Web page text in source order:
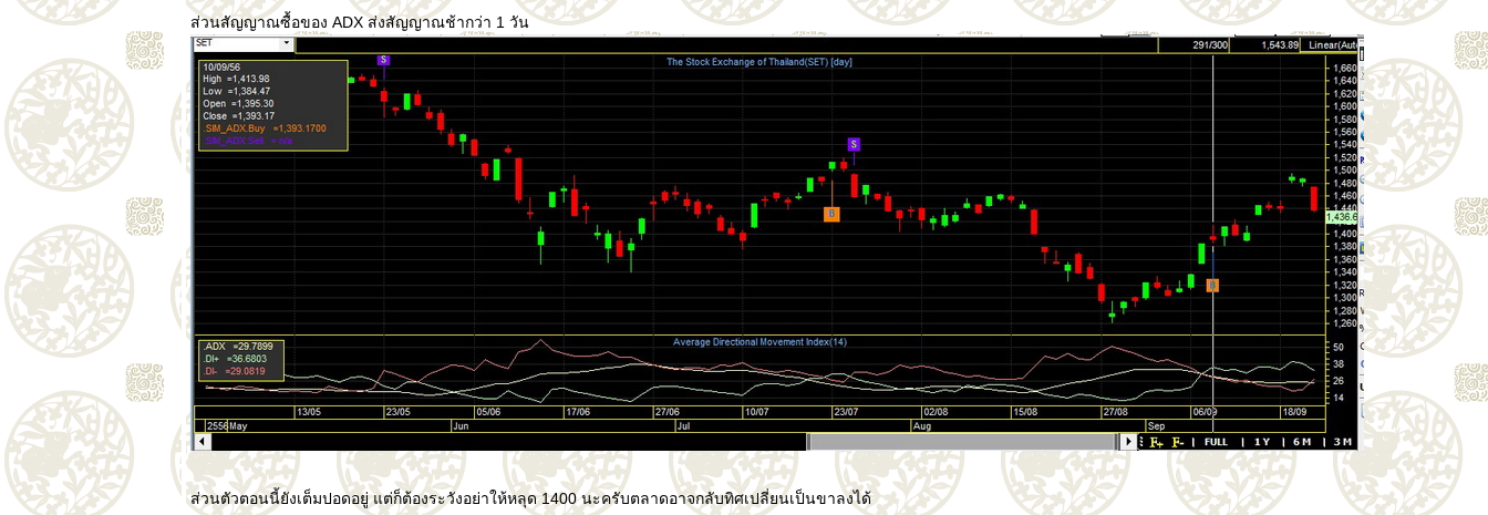
ส่วนสัญญาณซื้อของ ADX ส่งสัญญาณช้ากว่า 1 วัน
ส่วนตัวตอนนี้ยังเต็มปอดอยู่ แต่ก็ต้องระวังอย่าให้หลุด 1400 นะครับตลาดอาจกลับทิศเปลี่ยนเป็นขาลงได้